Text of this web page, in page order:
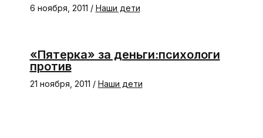
6 ноября, 2011 / Наши дети
«Пятерка» за деньги:психологи
против
21 ноября, 2011 / Наши дети